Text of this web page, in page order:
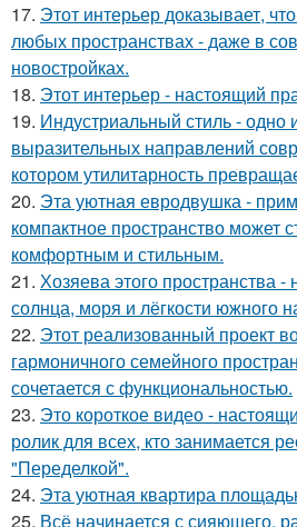
17. Этот интерьер доказывает,
любых пространствах - даже в
новостройках.
18. Этот интерьер - настоящий
19. Индустриальный стиль - одно
выразительных направлений
котором утилитарность
20. Эта уютная евродвушка -
компактное пространство может
комфортным и стильным.
21. Хозяева этого пространства
солнца, моря и лёгкости южного
22. Этот реализованный проект
гармоничного семейного
сочетается с функциональностью.
23. Это короткое видео -
ролик для всех, кто занимается
"Переделкой".
24. Эта уютная квартира
25. Всё начинается с сияющего,